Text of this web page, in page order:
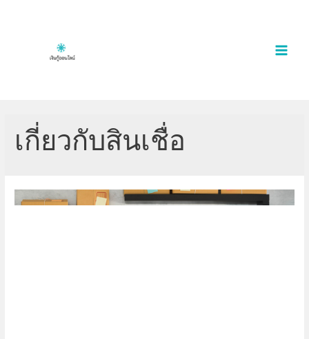
เกี่ยวกับสินเชื่อ